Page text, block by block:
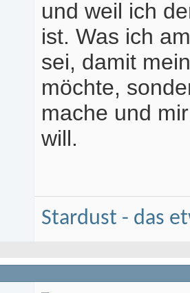
und weil ich
ist. Was ich
sei, damit
möchte,
mache und
will.
Stardust - das